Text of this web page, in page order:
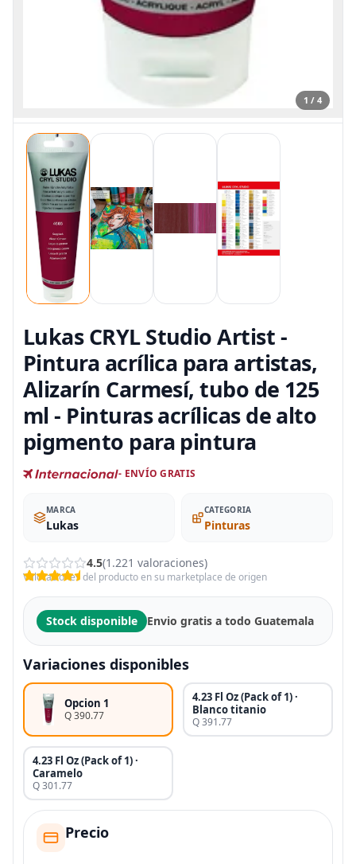
1 / 4
Lukas CRYL Studio Artist -
Pintura acrílica para artistas,
Alizarín Carmesí, tubo de 125
ml - Pinturas acrílicas de alto
pigmento para pintura
- ENVÍO GRATIS
MARCA
Lukas
CATEGORIA
Pinturas
4.5(1.221 valoraciones)
Valoraciones del producto en su marketplace de origen
Stock disponible Envio gratis a todo Guatemala
Variaciones disponibles
Opcion 1
Q 390.77
4.23 Fl Oz (Pack of 1) ·
Blanco titanio
Q 391.77
4.23 Fl Oz (Pack of 1) ·
Caramelo
Q 301.77
Precio